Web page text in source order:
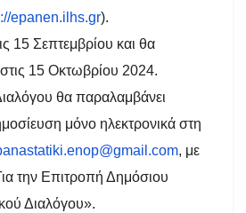
epanen.ilhs.gr).
15 Σεπτεμβρίου και θα
15 Οκτωβρίου 2024.
θα παραλαμβάνει
μόνο ηλεκτρονικά στη
, με
την Επιτροπή Δημόσιου
Διαλόγου».